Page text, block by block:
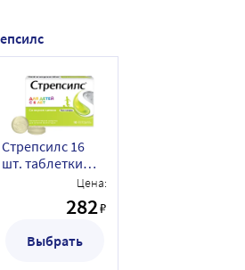
Стрепсилс 16
шт. таблетки
рассасывания
вкус лимон
Цена:
282₽
Выбрать